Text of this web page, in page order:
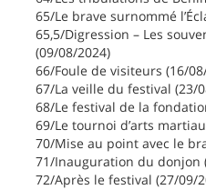
65/Le brave surnommé
65,5/Digression – Les
(09/08/2024)
66/Foule de visiteurs (16/
67/La veille du festival (23/
68/Le festival de la
69/Le tournoi d’arts
70/Mise au point avec le
71/Inauguration du donjon
72/Après le festival (27/09/